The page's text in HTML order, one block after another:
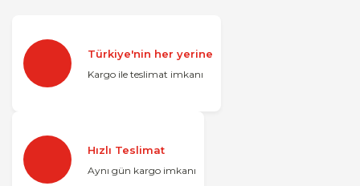
Türkiye'nin her yerine
Kargo ile teslimat imkanı
Hızlı Teslimat
Aynı gün kargo imkanı